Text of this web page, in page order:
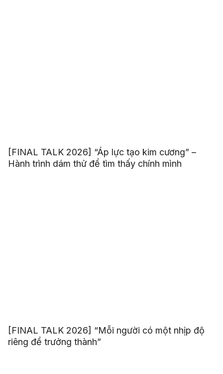
[FINAL TALK 2026] “Áp lực tạo kim cương” –
Hành trình dám thử để tìm thấy chính mình
[FINAL TALK 2026] “Mỗi người có một nhịp độ
riêng để trưởng thành”